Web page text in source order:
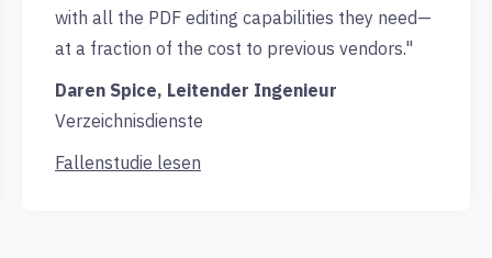
with all the PDF editing capabilities they need—
at a fraction of the cost to previous vendors."
Daren Spice, Leitender Ingenieur
Verzeichnisdienste
Fallenstudie lesen